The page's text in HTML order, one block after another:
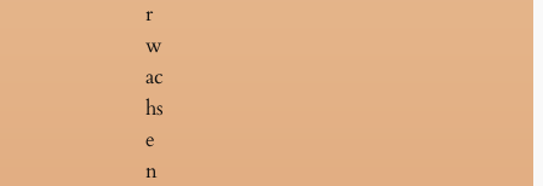
r
w
ac
hs
e
n